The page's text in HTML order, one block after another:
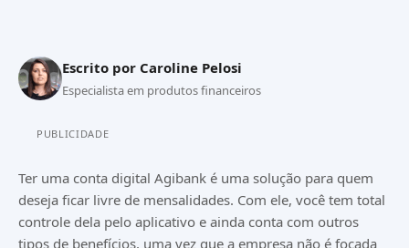
Escrito por Caroline Pelosi
Especialista em produtos financeiros
PUBLICIDADE
Ter uma conta digital Agibank é uma solução para quem
deseja ficar livre de mensalidades. Com ele, você tem total
controle dela pelo aplicativo e ainda conta com outros
tipos de benefícios, uma vez que a empresa não é focada